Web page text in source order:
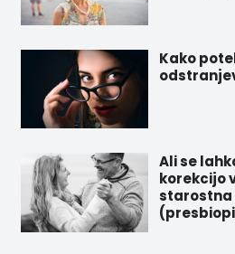
Kako
Ali se
korekcijo
starostna